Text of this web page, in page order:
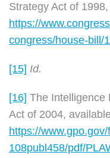
Strategy Act of 1998,
https://
congress/house-bill/
[15] Id.
[16] The Intelligence
Act of 2004,
https://
108publ458/pdf/